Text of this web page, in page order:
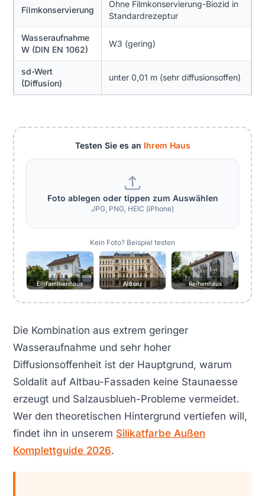
Filmkonservierung
Ohne Filmkonservierung-Biozid in
Standardrezeptur
Wasseraufnahme
W (DIN EN 1062)
W3 (gering)
sd-Wert
(Diffusion)
unter 0,01 m (sehr diffusionsoffen)
Testen Sie es an Ihrem Haus
Foto ablegen oder tippen zum Auswählen
JPG, PNG, HEIC (iPhone)
Kein Foto? Beispiel testen
Einfamilienhaus Altbau Reihenhaus
Die Kombination aus extrem geringer
Wasseraufnahme und sehr hoher
Diffusionsoffenheit ist der Hauptgrund, warum
Soldalit auf Altbau-Fassaden keine Staunaesse
erzeugt und Salzausblueh-Probleme vermeidet.
Wer den theoretischen Hintergrund vertiefen will,
findet ihn in unserem Silikatfarbe Außen
Komplettguide 2026.